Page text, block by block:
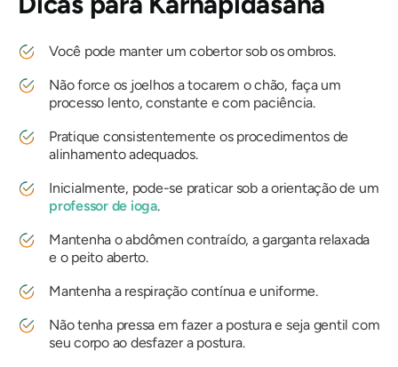
Você pode manter um cobertor sob os ombros.
Não force os joelhos a tocarem o chão, faça um
processo lento, constante e com paciência.
Pratique consistentemente os procedimentos de
alinhamento adequados.
Inicialmente, pode-se praticar sob a orientação de um
professor de ioga.
Mantenha o abdômen contraído, a garganta relaxada
e o peito aberto.
Mantenha a respiração contínua e uniforme.
Não tenha pressa em fazer a postura e seja gentil com
seu corpo ao desfazer a postura.